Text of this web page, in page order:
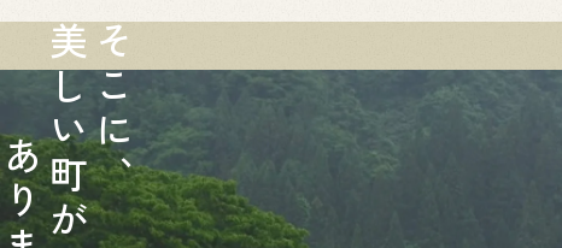
そ
こ
に
、
美
し
い
町
が